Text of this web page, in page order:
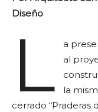
Diseño
L
a
al
la
cerrado “Praderas